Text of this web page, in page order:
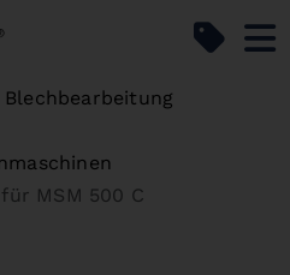
Blechbearbeitung
MSM 500 C